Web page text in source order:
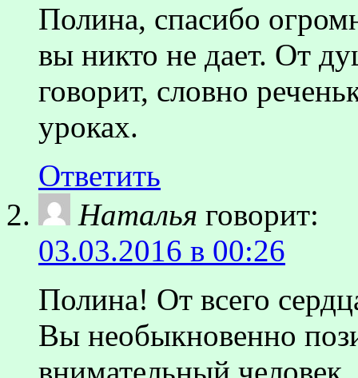
Полина, спасибо
вы никто не дает. От
говорит, словно
уроках.
Ответить
Наталья говорит:
03.03.2016 в 00:26
Полина! От всего
Вы необыкновенно
внимательный